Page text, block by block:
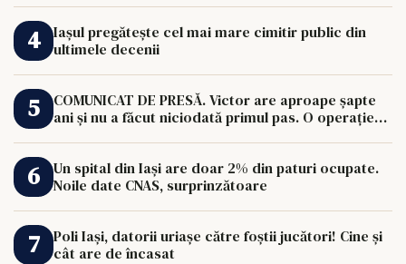
Iașul pregătește cel mai mare cimitir public din
ultimele decenii
COMUNICAT DE PRESĂ. Victor are aproape șapte
ani și nu a făcut niciodată primul pas. O operație
Un spital din Iași are doar 2% din paturi ocupate.
Noile date CNAS, surprinzătoare
Poli Iași, datorii uriașe către foștii jucători! Cine și
cât are de încasat